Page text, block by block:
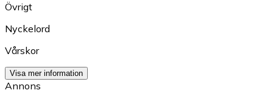
Övrigt
Nyckelord
Vårskor
Visa mer information
Annons